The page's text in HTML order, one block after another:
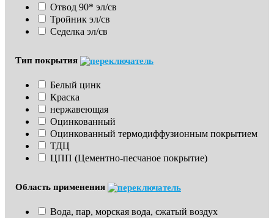
Отвод 90* эл/св
Тройник эл/св
Седелка эл/св
Тип покрытия
Белый цинк
Краска
нержавеющая
Оцинкованный
Оцинкованный термодиффузионным покрытием
ТДЦ
ЦПП (Цементно-песчаное покрытие)
Область применения
Вода, пар, морская вода, сжатый воздух